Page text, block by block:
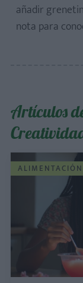
añadir
nota para
Artículos